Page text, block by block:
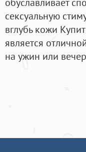
сексуальную
вглубь кожи
является
на ужин или